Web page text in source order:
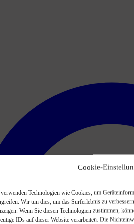
Cookie-
Technologien wie Cookies, um
Wir tun dies, um das Surferlebnis zu
Wenn Sie diesen Technologien zustimmen,
IDs auf dieser Website verarbeiten. Die